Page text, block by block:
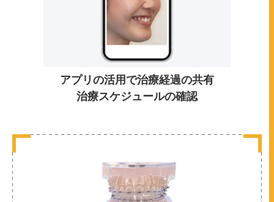
アプリの活用で治療経過の共有
治療スケジュールの確認